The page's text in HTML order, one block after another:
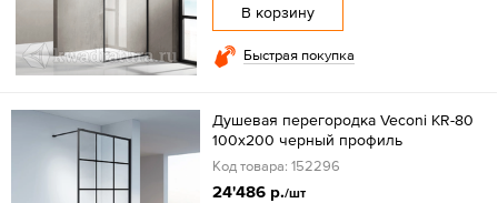
В корзину
Быстрая покупка
Душевая перегородка Veconi KR-80
100х200 черный профиль
Код товара: 152296
24'486 р./шт